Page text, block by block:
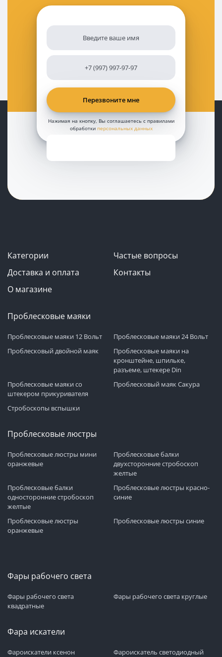
Нажимая на кнопку, Вы соглашаетесь с правилами
обработки персональных данных
Категории
Частые вопросы
Доставка и оплата
Контакты
О магазине
Проблесковые маяки
Проблесковые маяки 12 Вольт
Проблесковые маяки 24 Вольт
Проблесковый двойной маяк
Проблесковые маяки на
кронштейне, шпильке,
разъеме, штекере Din
Проблесковые маяки со
штекером прикуривателя
Проблесковый маяк Сакура
Стробоскопы вспышки
Проблесковые люстры
Проблесковые люстры мини
оранжевые
Проблесковые балки
двухсторонние стробоскоп
желтые
Проблесковые балки
односторонние стробоскоп
желтые
Проблесковые люстры красно-
синие
Проблесковые люстры
оранжевые
Проблесковые люстры синие
Фары рабочего света
Фары рабочего света
квадратные
Фары рабочего света круглые
Фара искатели
Фароискатели ксенон Фароискатель светодиодный